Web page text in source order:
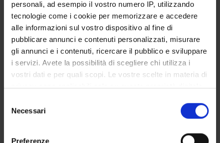
personali, ad esempio il vostro numero IP, utilizzando
tecnologie come i cookie per memorizzare e accedere
alle informazioni sul vostro dispositivo al fine di
pubblicare annunci e contenuti personalizzati, misurare
gli annunci e i contenuti, ricercare il pubblico e sviluppare
i servizi. Avete la possibilità di scegliere chi utilizza i
vostri dati e per quali scopi. Le vostre scelte in materia di
privacy sono applicabili solo su questa proprietà digitale
modificare o revocare il proprio consenso in qualsiasi
momento dalla Dichiarazione sui cookie o facendo clic
delNecessari
Preferenze